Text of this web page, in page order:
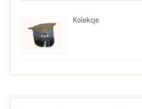
Kolekcje